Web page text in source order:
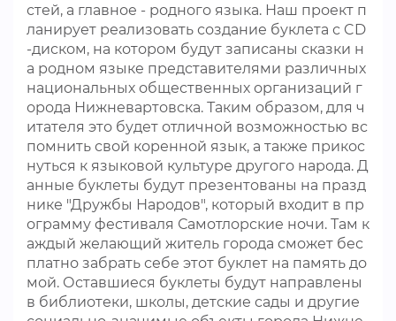
стей, а главное - родного языка. Наш проект п
ланирует реализовать создание буклета с CD
-диском, на котором будут записаны сказки н
а родном языке представителями различных
национальных общественных организаций г
орода Нижневартовска. Таким образом, для ч
итателя это будет отличной возможностью вс
помнить свой коренной язык, а также прикос
нуться к языковой культуре другого народа. Д
анные буклеты будут презентованы на празд
нике "Дружбы Народов", который входит в пр
ограмму фестиваля Самотлорские ночи. Там к
аждый желающий житель города сможет бес
платно забрать себе этот буклет на память до
мой. Оставшиеся буклеты будут направлены
в библиотеки, школы, детские сады и другие